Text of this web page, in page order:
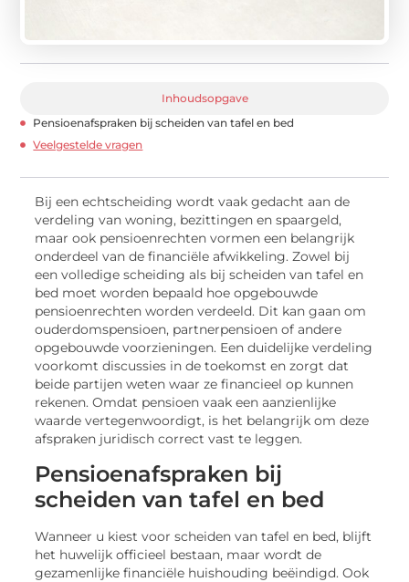
Inhoudsopgave
Pensioenafspraken bij scheiden van tafel en bed
Veelgestelde vragen
Bij een echtscheiding wordt vaak gedacht aan de
verdeling van woning, bezittingen en spaargeld,
maar ook pensioenrechten vormen een belangrijk
onderdeel van de financiële afwikkeling. Zowel bij
een volledige scheiding als bij scheiden van tafel en
bed moet worden bepaald hoe opgebouwde
pensioenrechten worden verdeeld. Dit kan gaan om
ouderdomspensioen, partnerpensioen of andere
opgebouwde voorzieningen. Een duidelijke verdeling
voorkomt discussies in de toekomst en zorgt dat
beide partijen weten waar ze financieel op kunnen
rekenen. Omdat pensioen vaak een aanzienlijke
waarde vertegenwoordigt, is het belangrijk om deze
afspraken juridisch correct vast te leggen.
Pensioenafspraken bij
scheiden van tafel en bed
Wanneer u kiest voor scheiden van tafel en bed, blijft
het huwelijk officieel bestaan, maar wordt de
gezamenlijke financiële huishouding beëindigd. Ook